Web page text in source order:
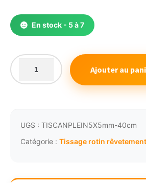
En stock - 5 à 7
quantité
de
canne
plein
40cm
Ajouter au
UGS : TISCANPLEIN5X5mm-40cm
Catégorie : Tissage rotin